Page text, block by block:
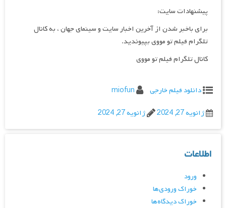
پیشنهادات سایت:
برای باخبر شدن از آخرین اخبار سایت و سینمای جهان ، به کانال
تلگرام فیلم تو مووی بپیوندید.
کانال تلگرام فیلم تو مووی
دانلود فیلم خارجی
miofun
ژانویه 27, 2024
ژانویه 27, 2024
اطلاعات
ورود
خوراک ورودی‌ها
خوراک دیدگاه‌ها